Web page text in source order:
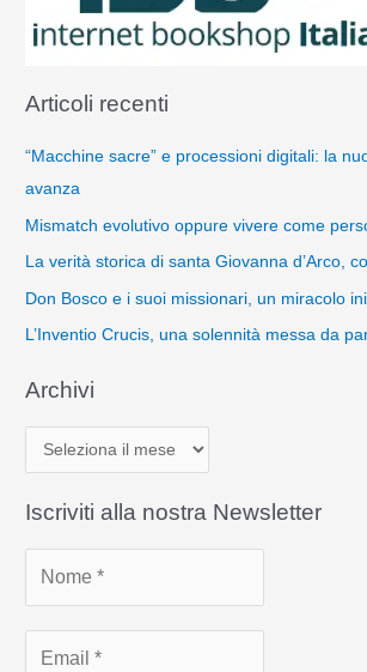
Articoli recenti
“Macchine sacre” e processioni digitali: la
avanza
Mismatch evolutivo oppure vivere come
La verità storica di santa Giovanna d’Arco,
Don Bosco e i suoi missionari, un miracolo
L’Inventio Crucis, una solennità messa da
Archivi
r
c
v
i
Iscriviti alla nostra Newsletter